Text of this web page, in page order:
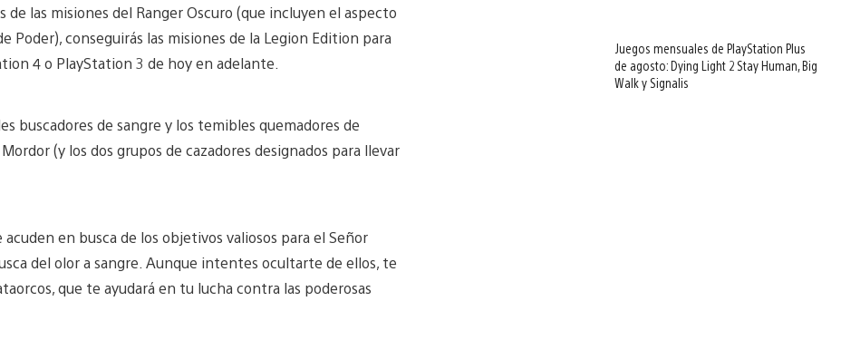
las misiones del Ranger Oscuro (que incluyen el aspecto
Poder), conseguirás las misiones de la Legion Edition para
4 o PlayStation 3 de hoy en adelante.
buscadores de sangre y los temibles quemadores de
(y los dos grupos de cazadores designados para llevar
en busca de los objetivos valiosos para el Señor
del olor a sangre. Aunque intentes ocultarte de ellos, te
que te ayudará en tu lucha contra las poderosas
Juegos mensuales de PlayStation Plus
de agosto: Dying Light 2 Stay Human, Big
Walk y Signalis